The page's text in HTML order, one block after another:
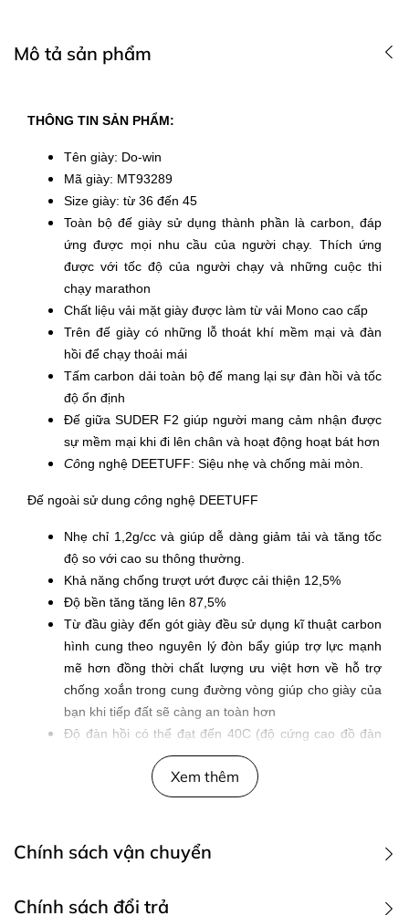
Mô tả sản phẩm
THÔNG TIN SẢN PHẨM:
Tên giày: Do-win
Mã giày: MT93289
Size giày: từ 36 đến 45
Toàn bộ đế giày sử dụng thành phần là carbon, đáp
ứng được mọi nhu cầu của người chạy. Thích ứng
được với tốc độ của người chạy và những cuộc thi
chạy marathon
Chất liệu vải mặt giày được làm từ vải Mono cao cấp
Trên đế giày có những lỗ thoát khí mềm mại và đàn
hồi để chạy thoải mái
Tấm carbon dải toàn bộ đế mang lại sự đàn hồi và tốc
độ ổn định
Đế giữa SUDER F2 giúp người mang cảm nhận được
sự mềm mại khi đi lên chân và hoạt động hoạt bát hơn
Công nghệ DEETUFF: Siệu nhẹ và chống mài mòn.
Đế ngoài sử dung công nghệ DEETUFF
Nhẹ chỉ 1,2g/cc và giúp dễ dàng giảm tải và tăng tốc
độ so với cao su thông thường.
Khả năng chống trượt ướt được cải thiện 12,5%
Độ bền tăng tăng lên 87,5%
Từ đầu giày đến gót giày đều sử dụng kĩ thuật carbon
hình cung theo nguyên lý đòn bẩy giúp trợ lực mạnh
mẽ hơn đồng thời chất lượng ưu việt hơn về hỗ trợ
chống xoắn trong cung đường vòng giúp cho giày của
bạn khi tiếp đất sẽ càng an toàn hơn
Độ đàn hồi có thể đạt đến 40C (độ cứng cao đồ đàn
hồi của đế giữa càng tốt)
ng nghệ siêu tới hạn: tạo bọt và tạo khuôn vật lý
ng nghệ tạo khuôn và tạo bọt vi xốp
Giày có đường chỉ may thủ
Giày có thể chạy trên các cung đường bộ, đường
Đối tượng sử dụng: Nam, Nữ, vận động viên marathon
Xem thêm
Chính sách vận chuyển
1. Các phương thức giao hàng
Chính sách đổi trả